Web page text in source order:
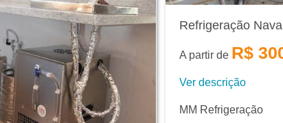
Refrigeração Naval
A partir de R$
Ver descrição
MM Refrigeração